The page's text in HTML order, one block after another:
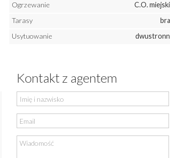
Ogrzewanie
C.O.
Tarasy
Usytuowanie
Kontakt z agentem